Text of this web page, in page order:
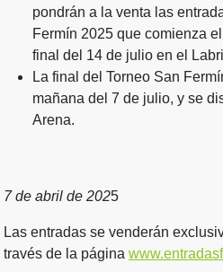
pondrán a la venta las
Fermín 2025 que comienza
final del 14 de julio en el
La final del Torneo San
mañana del 7 de julio, y se
Arena.
7 de abril de 2025
Las entradas se venderán
través de la página